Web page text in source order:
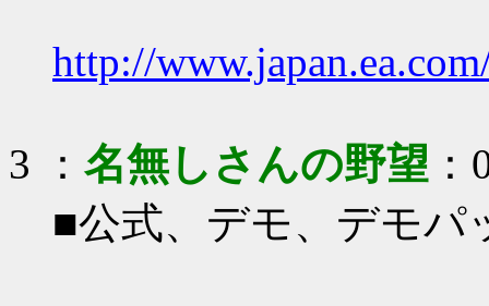
http://
3 ： 名無しさんの野望
■公式、デモ、デモパ